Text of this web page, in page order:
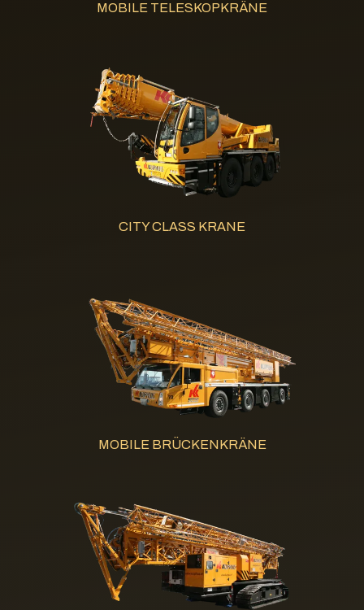
MOBILE TELESKOPKRÄNE
CITY CLASS KRANE
MOBILE BRÜCKENKRÄNE